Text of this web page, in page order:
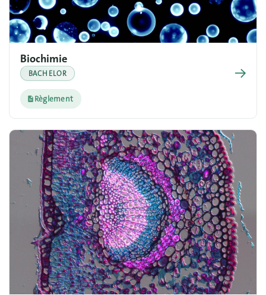
Biochimie
BACHELOR →
Règlement